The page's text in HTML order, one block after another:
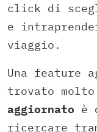
click di
e
viaggio.
Una feature
trovato
aggiornato è
ricercare